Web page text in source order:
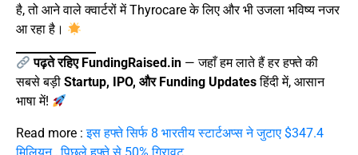
है, तो आने वाले क्वार्टरों में Thyrocare के लिए और भी उजला भविष्य नजर
आ रहा है।
पढ़ते रहिए FundingRaised.in — जहाँ हम लाते हैं हर हफ्ते की
सबसे बड़ी Startup, IPO, और Funding Updatesहिंदी में, आसान
भाषा में!
Read more : इस हफ्ते सिर्फ 8 भारतीय स्टार्टअप्स ने जुटाए $347.4